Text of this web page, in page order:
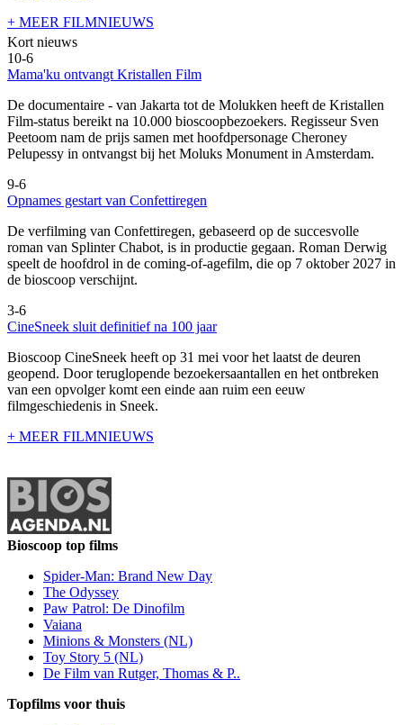
+ MEER FILMNIEUWS
Kort nieuws
10-6
Mama'ku ontvangt Kristallen Film
De documentaire - van Jakarta tot de Molukken heeft de Kristallen
Film-status bereikt na 10.000 bioscoopbezoekers. Regisseur Sven
Peetoom nam de prijs samen met hoofdpersonage Cheroney
Pelupessy in ontvangst bij het Moluks Monument in Amsterdam.
9-6
Opnames gestart van Confettiregen
De verfilming van Confettiregen, gebaseerd op de succesvolle
roman van Splinter Chabot, is in productie gegaan. Roman Derwig
speelt de hoofdrol in de coming-of-agefilm, die op 7 oktober 2027 in
de bioscoop verschijnt.
3-6
CineSneek sluit definitief na 100 jaar
Bioscoop CineSneek heeft op 31 mei voor het laatst de deuren
geopend. Door teruglopende bezoekersaantallen en het ontbreken
van een opvolger komt een einde aan ruim een eeuw
filmgeschiedenis in Sneek.
+ MEER FILMNIEUWS
Bioscoop top films
Spider-Man: Brand New Day
The Odyssey
Paw Patrol: De Dinofilm
Vaiana
Minions & Monsters (NL)
Toy Story 5 (NL)
De Film van Rutger, Thomas & P..
Topfilms voor thuis